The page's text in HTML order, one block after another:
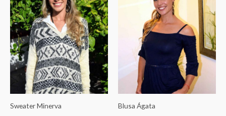
Sweater Minerva Blusa Ágata